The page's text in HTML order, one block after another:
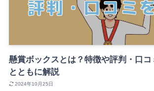
懸賞ボックスとは？特徴や評判・口
とともに解説
2024年10月25日